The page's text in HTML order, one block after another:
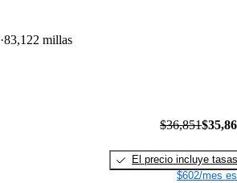
83,122 millas
$36,851
El precio incluye tasas
$602/mes